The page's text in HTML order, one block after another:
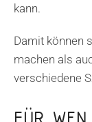
kann.
Damit können
machen als
verschiedene